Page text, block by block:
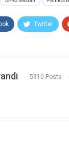
Twitter
5910 Posts